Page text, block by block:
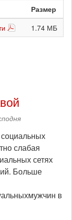
Размер
1.74 МБ
социальных
слабая
сетях
Больше
в